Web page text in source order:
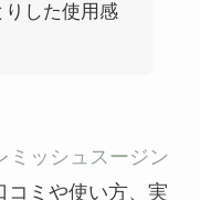
した使用感
ミッシュスージン
コミや使い方、実